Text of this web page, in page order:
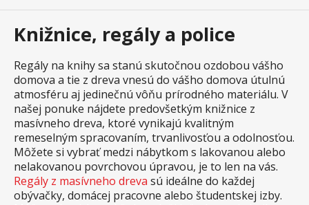
Knižnice, regály a police
Regály na knihy sa stanú skutočnou ozdobou vášho
domova a tie z dreva vnesú do vášho domova útulnú
atmosféru aj jedinečnú vôňu prírodného materiálu. V
našej ponuke nájdete predovšetkým knižnice z
masívneho dreva, ktoré vynikajú kvalitným
remeselným spracovaním, trvanlivosťou a odolnosťou.
Môžete si vybrať medzi nábytkom s lakovanou alebo
nelakovanou povrchovou úpravou, je to len na vás.
Regály z masívneho dreva sú ideálne do každej
obývačky, domácej pracovne alebo študentskej izby.